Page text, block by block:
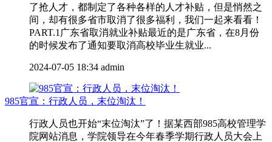
了抢人才，都制定了各种各样的人才补贴，但是悄然之
间，却有很多省市取消了很多福利，我们一起来看看！
PART.1广东省取消就业补贴最近的是广东省，在8月份
的时候发布了通知要取消高校毕业生就业...
2024-07-05 18:34 admin
985官宣：行政人员，末位淘汰！
行政人员也开始“末位淘汰”了！据某西部985高校管理学
院网站消息，学院领导在今年春季学期行政人员大会上